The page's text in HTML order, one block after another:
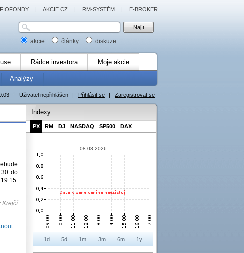
akcie články diskuze
Rádce investora Moje akcie
Analýzy
Uživatel nepřihlášen | Přihlásit se | Zaregistrovat se
do
Krejčí
Indexy
PX RM DJ NASDAQ SP500 DAX
08.08.2026
1d 5d 1m 3m 6m 1y
FIOFONDY | AKCIE.CZ | RM-SYSTÉM | E-BROKER